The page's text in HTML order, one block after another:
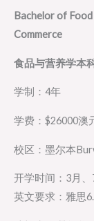
Bachelor of
Commerce
食品与营养学本
学制：4年
学费：$26000澳
校区：墨尔本
开学时间：3月、
英文要求：雅思